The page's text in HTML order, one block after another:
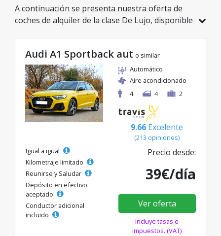
A continuación se presenta nuestra oferta de
coches de alquiler de la clase De Lujo, disponible
modelo ideal de la categoría seleccionada, con
tarifas excelentes desde solo 39€/día.
Audi A1 Sportback aut o similar
Automático
Aire acondicionado
4
4 2
9.66 Excelente
(213 opiniones)
Igual a igual
Kilometraje limitado
Reunirse y Saludar
Depósito en efectivo
aceptado
Conductor adicional
incluido
Precio desde:
39€/día
Ver oferta
Incluye tasas e
impuestos. (VAT)